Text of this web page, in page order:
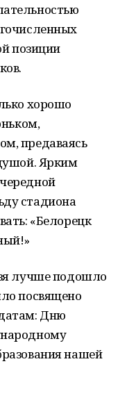
позиции
хорошо
предаваясь
Ярким
стадиона
«Белорецк
лучше подошло
посвящено
Дню
нашей